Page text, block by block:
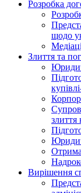
Розробка
щодо
Злиття та
злиття
Вирішення